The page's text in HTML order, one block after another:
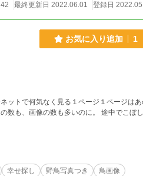
最終更新日 2022.06.01 登録日
お気に入り追加 1
ットで何気なく見る１ページ１ページは
の数も多いのに。 途中でこぼして
幸せ探し 野鳥写真つき 鳥画像